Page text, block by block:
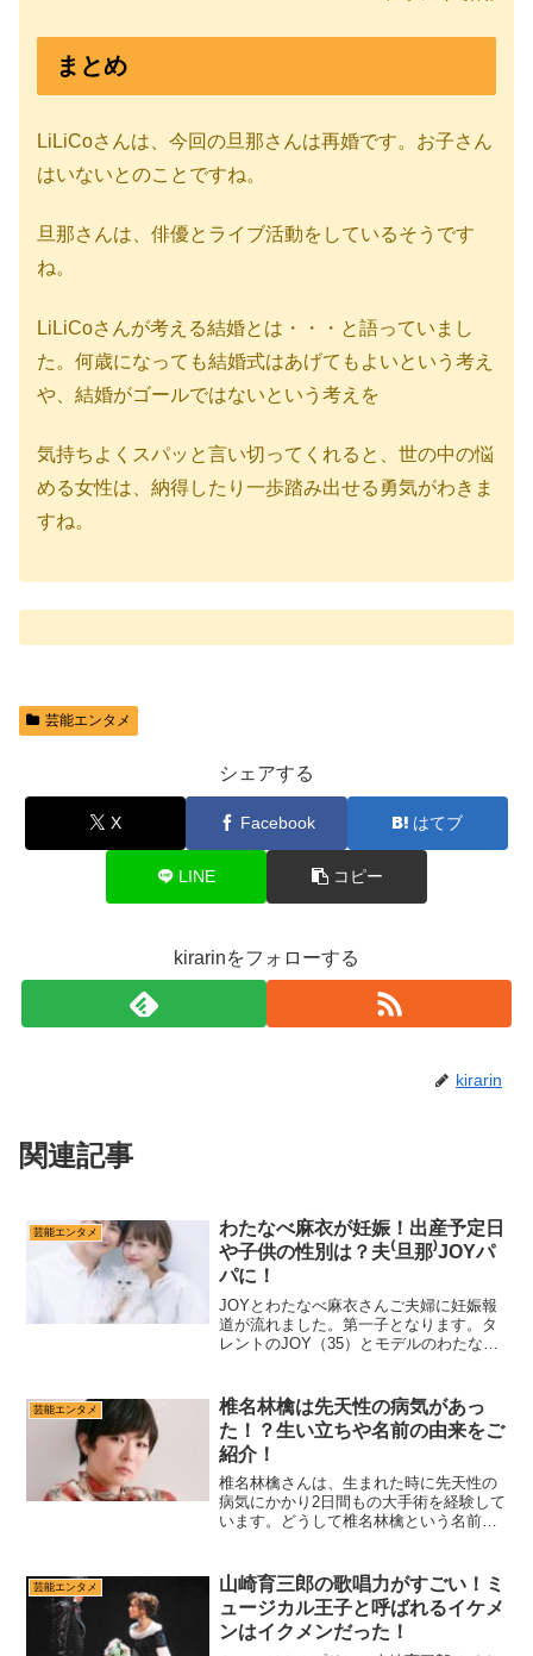
まとめ
LiLiCoさんは、今回の旦那さんは再婚です。お子さん
はいないとのことですね。
旦那さんは、俳優とライブ活動をしているそうです
ね。
LiLiCoさんが考える結婚とは・・・と語っていまし
た。何歳になっても結婚式はあげてもよいという考え
や、結婚がゴールではないという考えを
気持ちよくスパッと言い切ってくれると、世の中の悩
める女性は、納得したり一歩踏み出せる勇気がわきま
すね。
芸能エンタメ
シェアする
X Facebook はてブ
LINE コピー
kirarinをフォローする
kirarin
関連記事
芸能エンタメ
わたなべ麻衣が妊娠！出産予定日
や子供の性別は？夫⁽旦那⁾JOYパ
パに！
JOYとわたなべ麻衣さんご夫婦に妊娠報
道が流れました。第一子となります。タ
レントのJOY（35）とモデルのわたなべ
5：50）に出演。わたなべが第1子を妊娠
してい...
芸能エンタメ
椎名林檎は先天性の病気があっ
た！？生い立ちや名前の由来をご
紹介！
椎名林檎さんは、生まれた時に先天性の
病気にかかり2日間もの大手術を経験して
います。どうして椎名林檎という名前に
まとめました！口元にあるほくろがチャ
ームポイントの彼女です...
芸能エンタメ
山崎育三郎の歌唱力がすごい！ミ
ュージカル王子と呼ばれるイケメ
ンはイクメンだった！